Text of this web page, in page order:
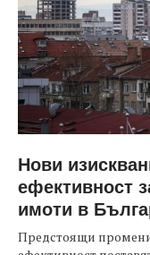
Нови
ефективност
имоти в
Предстоящи